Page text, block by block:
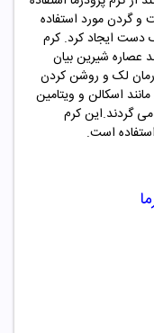
گردن مورد استفاده
دست ایجاد کرد. کرم
عصاره شیرین بیان
لک و روشن کردن
اسکالن و ویتامین
گردند.این کرم
است.